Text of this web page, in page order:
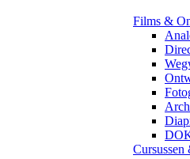
Films &
Cursussen